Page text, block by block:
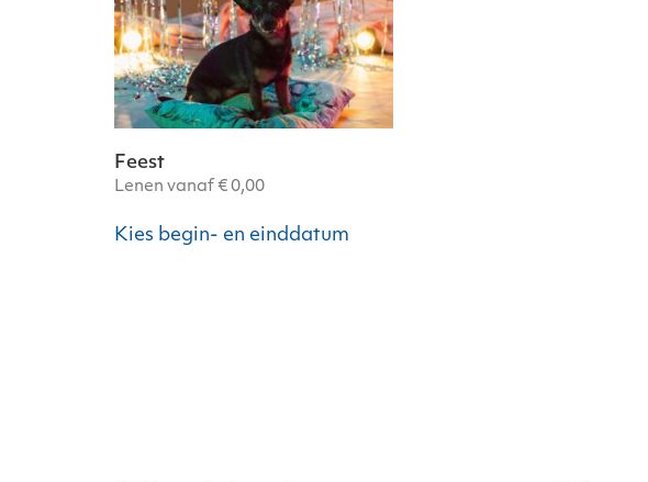
Feest
Lenen vanaf €0,00
Kies begin- en einddatumproduct